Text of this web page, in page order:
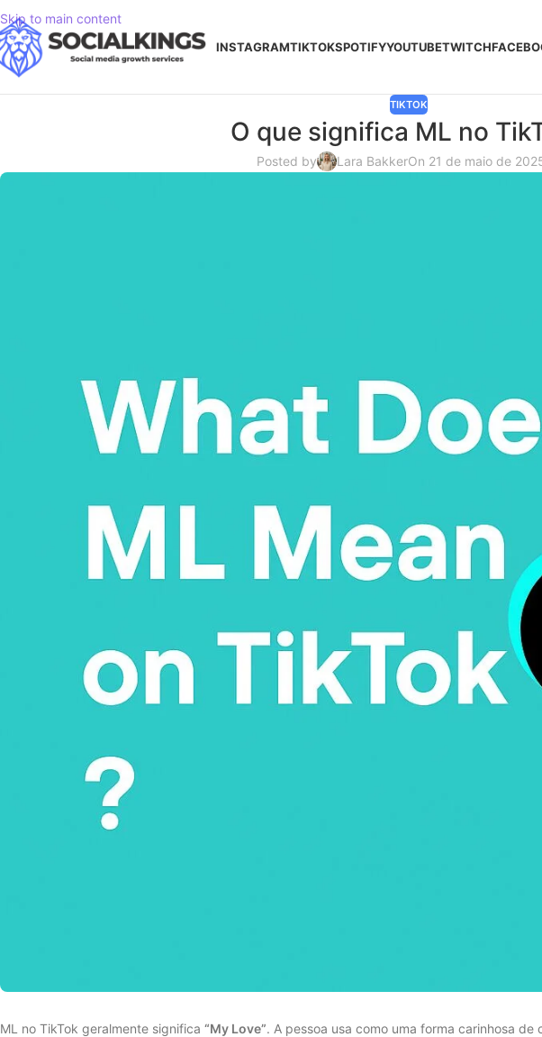
Skip to main content
INSTAGRAMTIKTOKSPOTIFYYOUTUBETWITCH
TIKTOK
O que significa ML no
Posted by Lara BakkerOn 21 de maio de
ML no TikTok geralmente significa “My Love”. A pessoa usa como uma forma carinhosa de